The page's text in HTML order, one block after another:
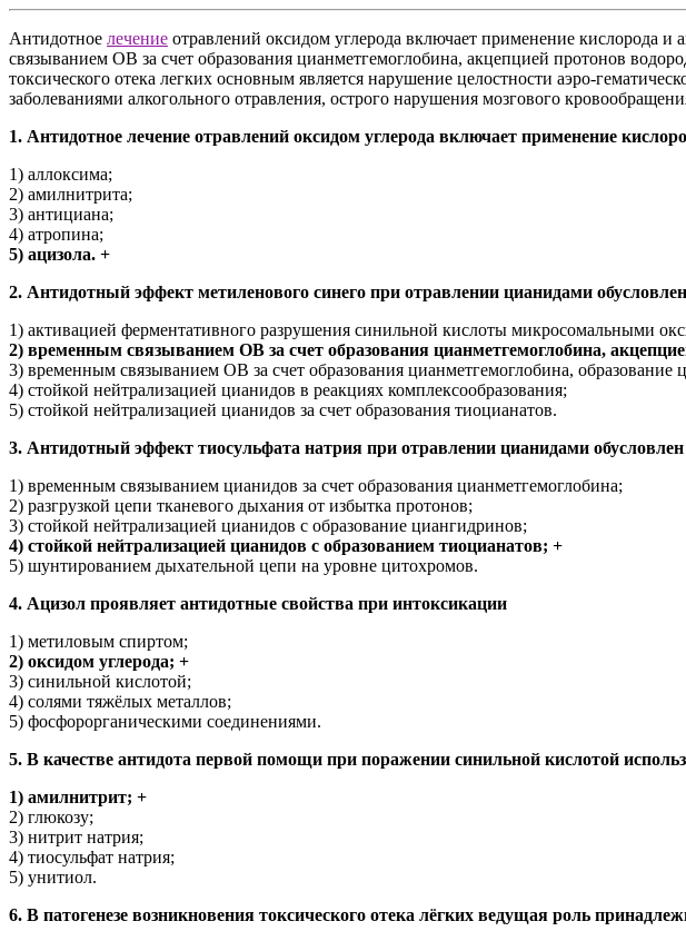
Антидотное лечение отравлений оксидом углерода включает применение кислорода
связыванием ОВ за счет образования цианметгемоглобина, акцепцией протонов
токсического отека легких основным является нарушение целостности аэро-
заболеваниями алкогольного отравления, острого нарушения мозгового
1. Антидотное лечение отравлений оксидом углерода включает применение
1) аллоксима;
2) амилнитрита;
3) антициана;
4) атропина;
5) ацизола. +
2. Антидотный эффект метиленового синего при отравлении цианидами обусловлен
1) активацией ферментативного разрушения синильной кислоты микросомальными
2) временным связыванием ОВ за счет образования цианметгемоглобина,
3) временным связыванием ОВ за счет образования цианметгемоглобина, образование
4) стойкой нейтрализацией цианидов в реакциях комплексообразования;
5) стойкой нейтрализацией цианидов за счет образования тиоцианатов.
3. Антидотный эффект тиосульфата натрия при отравлении цианидами обусловлен
1) временным связыванием цианидов за счет образования цианметгемоглобина;
2) разгрузкой цепи тканевого дыхания от избытка протонов;
3) стойкой нейтрализацией цианидов с образование циангидринов;
4) стойкой нейтрализацией цианидов с образованием тиоцианатов; +
5) шунтированием дыхательной цепи на уровне цитохромов.
4. Ацизол проявляет антидотные свойства при интоксикации
1) метиловым спиртом;
2) оксидом углерода; +
3) синильной кислотой;
4) солями тяжёлых металлов;
5) фосфорорганическими соединениями.
5. В качестве антидота первой помощи при поражении синильной кислотой
1) амилнитрит; +
2) глюкозу;
3) нитрит натрия;
4) тиосульфат натрия;
5) унитиол.
6. В патогенезе возникновения токсического отека лёгких ведущая роль